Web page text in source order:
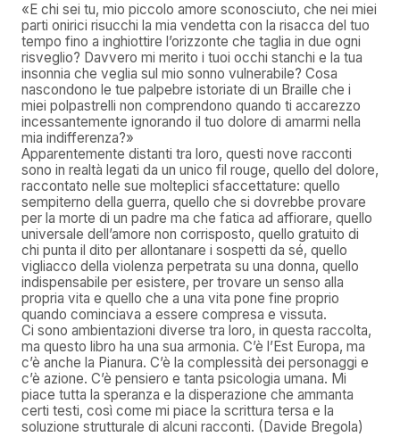
«E chi sei tu, mio piccolo amore sconosciuto, che nei miei
parti onirici risucchi la mia vendetta con la risacca del tuo
tempo fino a inghiottire l’orizzonte che taglia in due ogni
risveglio? Davvero mi merito i tuoi occhi stanchi e la tua
insonnia che veglia sul mio sonno vulnerabile? Cosa
nascondono le tue palpebre istoriate di un Braille che i
miei polpastrelli non comprendono quando ti accarezzo
incessantemente ignorando il tuo dolore di amarmi nella
mia indifferenza?»
Apparentemente distanti tra loro, questi nove racconti
sono in realtà legati da un unico fil rouge, quello del dolore,
raccontato nelle sue molteplici sfaccettature: quello
sempiterno della guerra, quello che si dovrebbe provare
per la morte di un padre ma che fatica ad affiorare, quello
universale dell’amore non corrisposto, quello gratuito di
chi punta il dito per allontanare i sospetti da sé, quello
vigliacco della violenza perpetrata su una donna, quello
indispensabile per esistere, per trovare un senso alla
propria vita e quello che a una vita pone fine proprio
quando cominciava a essere compresa e vissuta.
Ci sono ambientazioni diverse tra loro, in questa raccolta,
ma questo libro ha una sua armonia. C’è l’Est Europa, ma
c’è anche la Pianura. C’è la complessità dei personaggi e
c’è azione. C’è pensiero e tanta psicologia umana. Mi
piace tutta la speranza e la disperazione che ammanta
certi testi, così come mi piace la scrittura tersa e la
soluzione strutturale di alcuni racconti. (Davide Bregola)